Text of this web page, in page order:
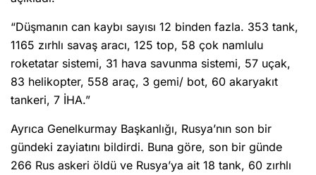
“Düşmanın can kaybı sayısı 12 binden fazla. 353 tank,
1165 zırhlı savaş aracı, 125 top, 58 çok namlulu
roketatar sistemi, 31 hava savunma sistemi, 57 uçak,
83 helikopter, 558 araç, 3 gemi/ bot, 60 akaryakıt
tankeri, 7 İHA.”
Ayrıca Genelkurmay Başkanlığı, Rusya’nın son bir
gündeki zayiatını bildirdi. Buna göre, son bir günde
266 Rus askeri öldü ve Rusya’ya ait 18 tank, 60 zırhlı